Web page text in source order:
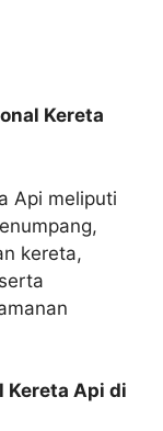
Kereta
Api meliputi
kereta,
Kereta Api di